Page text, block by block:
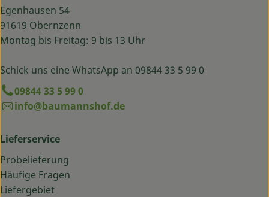
Egenhausen 54
91619 Obernzenn
Montag bis Freitag: 9 bis 13 Uhr
Schick uns eine WhatsApp an 09844 33 5 99 0
09844 33 5 99 0
info@baumannshof.de
Lieferservice
Probelieferung
Häufige Fragen
Liefergebiet